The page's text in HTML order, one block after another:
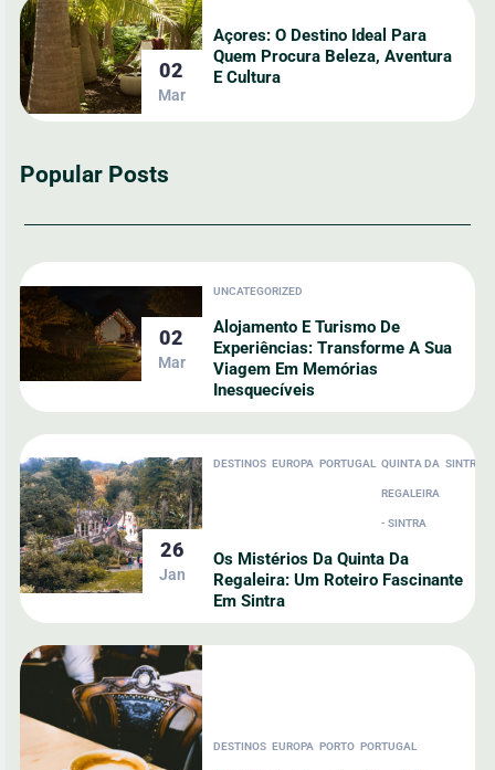
02
Mar
Açores: O Destino Ideal Para
Quem Procura Beleza, Aventura
E Cultura
Popular Posts
02
Mar
UNCATEGORIZED
Alojamento E Turismo De
Experiências: Transforme A Sua
Viagem Em Memórias
Inesquecíveis
26
Jan
DESTINOS EUROPA PORTUGAL QUINTA DA
REGALEIRA
- SINTRA
SINTRA
Os Mistérios Da Quinta Da
Regaleira: Um Roteiro Fascinante
Em Sintra
DESTINOS EUROPA PORTO PORTUGAL